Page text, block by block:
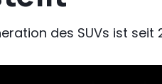
des SUVs ist seit